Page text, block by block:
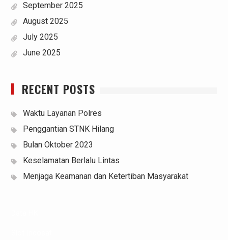
September 2025
August 2025
July 2025
June 2025
RECENT POSTS
Waktu Layanan Polres
Penggantian STNK Hilang
Bulan Oktober 2023
Keselamatan Berlalu Lintas
Menjaga Keamanan dan Ketertiban Masyarakat